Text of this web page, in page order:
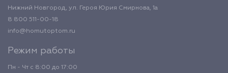
Нижний Новгород, ул. Героя Юрия Смирнова, 1а
8 800 511-00-18
info@homutoptom.ru
Режим работы
Пн - Чт с 8:00 до 17:00